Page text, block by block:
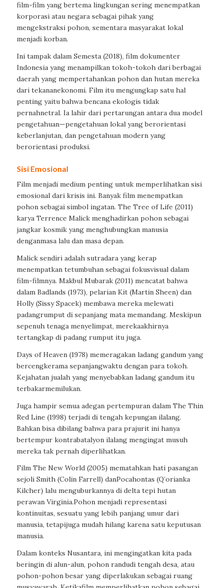
film-film yangbertema lingkungan sering menempatkan
korporasi atau negara sebagai pihakyang
mengekstraksi pohon, sementara masyarakat lokal
menjadikorban.
Ini tampak dalam Semesta(2018), film dokumenter
Indonesia yang menampilkan tokoh-tokoh dari berbagai
daerahyang mempertahankan pohon dan hutan mereka
dari tekananekonomi. Film itu mengungkap satu hal
penting yaitu bahwa bencana ekologis tidak
pernahnetral. Ia lahir dari pertarungan antara duamodel
pengetahuan—pengetahuan lokalyangberorientasi
keberlanjutan, dan pengetahuanmodern yang
berorientasi produksi.
Sisi Emosional
Film menjadimedium penting untuk memperlihatkan sisi
emosional dari krisis ini. Banyakfilm menempatkan
pohon sebagai simbol ingatan. The Tree of Life (2011)
karyaTerrence Malick menghadirkan pohon sebagai
jangkar kosmikyang menghubungkan manusia
denganmasa lalu danmasa depan.
Malick sendiri adalah sutradarayang kerap
menempatkan tetumbuhan sebagai fokusvisual dalam
film-filmnya. MakbulMubarak (2011) mencatat bahwa
dalam Badlands (1973), pelarianKit (Martin Sheen) dan
Holly (SissySpacek) membawa mereka melewati
padangrumputdi sepanjang mata memandang. Meskipun
sepenuh tenaga menyelimpat, merekaakhirnya
tertangkap di padang rumput itujuga.
Days of Heaven (1978) memeragakan ladang gandumyang
bercengkerama sepanjangwaktu denganpara tokoh.
Kejahatan jualahyang menyebabkan ladang gandum itu
terbakarmemilukan.
Juga hampir semua adegan pertempuran dalam The Thin
Red Line (1998) terjadidi tengah kepungan ilalang.
Bahkan bisa dibilang bahwa para prajurit ini hanya
bertempur kontrabatalyon ilalang mengingat musuh
mereka tak pernah diperlihatkan.
Film The New World (2005) mematahkan hati pasangan
sejoliSmith (Colin Farrell) danPocahontas (Q’orianka
Kilcher) lalu menguburkannyadi delta tepi hutan
perawanVirginia.Pohon menjadi representasi
kontinuitas, sesuatuyang lebih panjang umur dari
manusia, tetapijuga mudah hilang karena satu keputusan
manusia.
Dalam konteks Nusantara, ini mengingatkan kita pada
beringindi alun-alun, pohon randudi tengah desa, atau
pohon-pohon besaryang diperlakukan sebagai ruang